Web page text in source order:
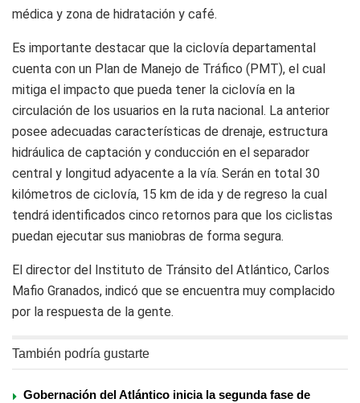
médica y zona de hidratación y café.
Es importante destacar que la ciclovía departamental
cuenta con un Plan de Manejo de Tráfico (PMT), el cual
mitiga el impacto que pueda tener la ciclovía en la
circulación de los usuarios en la ruta nacional. La anterior
posee adecuadas características de drenaje, estructura
hidráulica de captación y conducción en el separador
central y longitud adyacente a la vía. Serán en total 30
kilómetros de ciclovía, 15 km de ida y de regreso la cual
tendrá identificados cinco retornos para que los ciclistas
puedan ejecutar sus maniobras de forma segura.
El director del Instituto de Tránsito del Atlántico, Carlos
Mafio Granados, indicó que se encuentra muy complacido
por la respuesta de la gente.
También podría gustarte
Gobernación del Atlántico inicia la segunda fase de